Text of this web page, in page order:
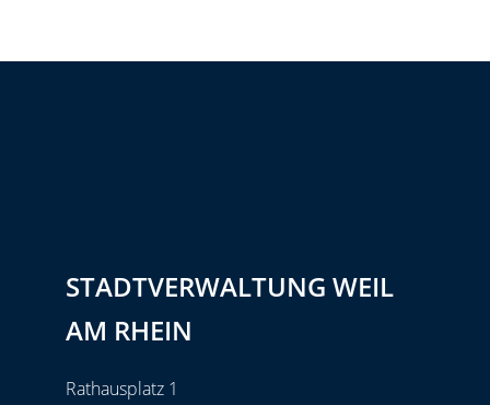
STADTVERWALTUNG WEIL
AM RHEIN
Rathausplatz 1